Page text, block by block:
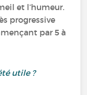
et l’humeur.
progressive
par 5 à
utile ?